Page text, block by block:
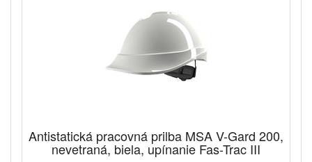
Antistatická pracovná prilba MSA V-Gard 200,
nevetraná, biela, upínanie Fas-Trac III